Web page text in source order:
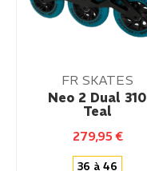
FR SKATES
Neo 2 Dual 310
Teal
279,95€
36 à 46